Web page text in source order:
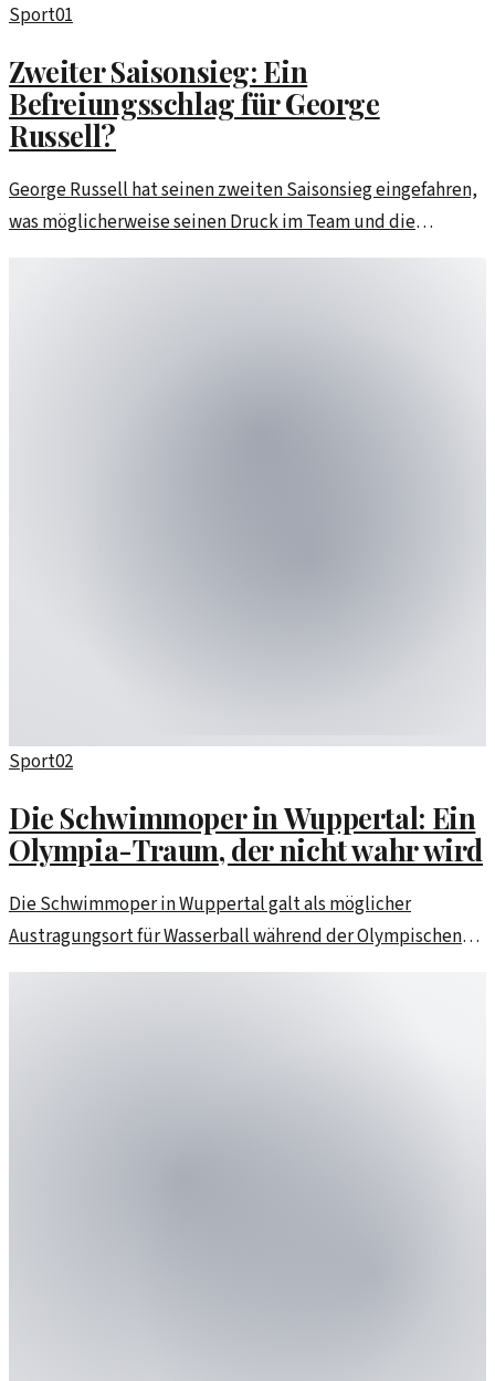
Sport01
Zweiter Saisonsieg: Ein
Befreiungsschlag für George
Russell?
George Russell hat seinen zweiten Saisonsieg eingefahren,
was möglicherweise seinen Druck im Team und die
Erwartungen verändern könnte. Ein Blick auf die
Sport02
Die Schwimmoper in Wuppertal: Ein
Olympia-Traum, der nicht wahr wird
Die Schwimmoper in Wuppertal galt als möglicher
Austragungsort für Wasserball während der Olympischen
Spiele. Nun scheint dieser Traum geplatzt zu sein.